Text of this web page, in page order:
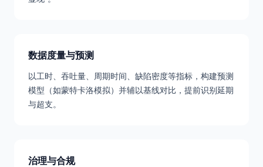
数据度量与预测
以工时、吞吐量、周期时间、缺陷密度等指标，构建预测
模型（如蒙特卡洛模拟）并辅以基线对比，提前识别延期
与超支。
治理与合规